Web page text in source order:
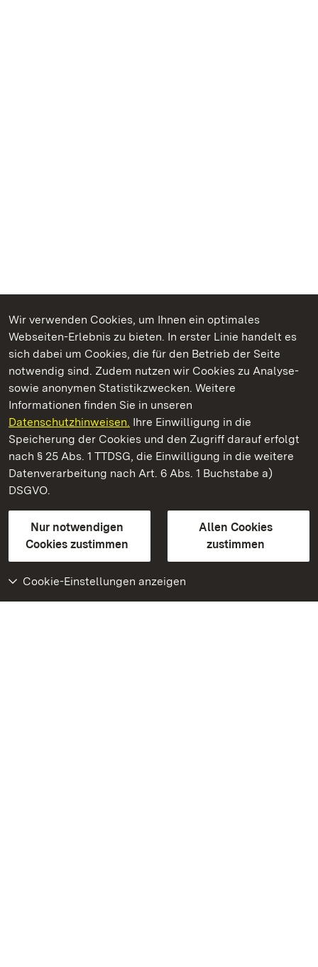
Wir verwenden Cookies, um Ihnen ein optimales
Webseiten-Erlebnis zu bieten. In erster Linie handelt es
sich dabei um Cookies, die für den Betrieb der Seite
notwendig sind. Zudem nutzen wir Cookies zu Analyse-
sowie anonymen Statistikzwecken. Weitere
Informationen finden Sie in unseren
Datenschutzhinweisen. Ihre Einwilligung in die
Speicherung der Cookies und den Zugriff darauf erfolgt
nach § 25 Abs. 1 TTDSG, die Einwilligung in die weitere
Datenverarbeitung nach Art. 6 Abs. 1 Buchstabe a)
DSGVO.
Nur notwendigen
Cookies zustimmen
Allen Cookies
zustimmen
Cookie-Einstellungen anzeigen
Kommen. Staunen. Genießen.
Staatliche Schlösser und Gärten Baden‑Württemberg
Staatliche Schlösser und Gärten Baden-Württemberg
Kontakt
GebärdenspracheLeichte Sprache
Erklärung zur Barrierefreiheit
BITV-konform (geprüfte Seiten)
Weiteres